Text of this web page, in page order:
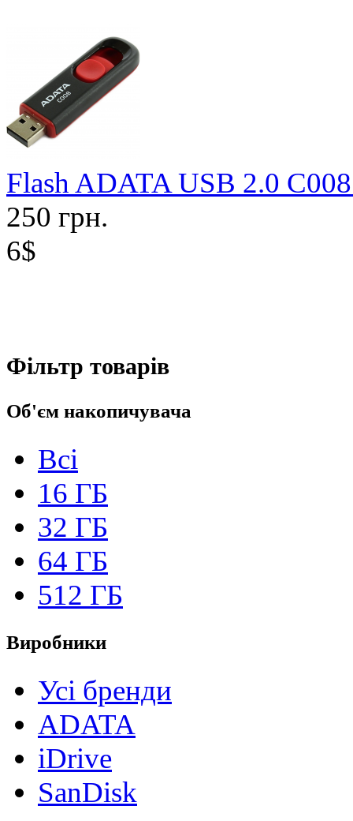
Flash ADATA USB 2.0
250 грн.
6$
Фільтр товарів
Об'єм накопичувача
Всі
16 ГБ
32 ГБ
64 ГБ
512 ГБ
Виробники
Усі бренди
ADATA
iDrive
SanDisk